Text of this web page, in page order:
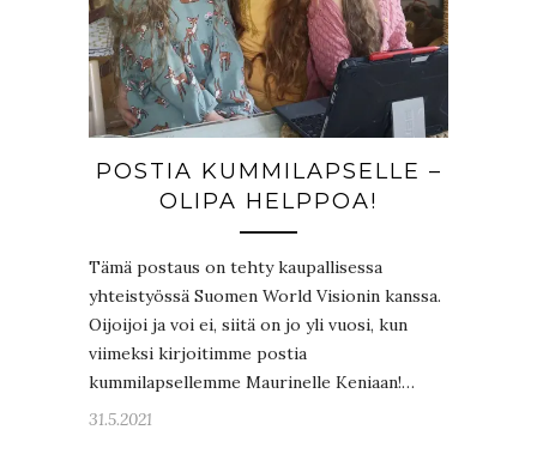
POSTIA KUMMILAPSELLE –
OLIPA HELPPOA!
Tämä postaus on tehty kaupallisessa
yhteistyössä Suomen World Visionin kanssa.
Oijoijoi ja voi ei, siitä on jo yli vuosi, kun
viimeksi kirjoitimme postia
kummilapsellemme Maurinelle Keniaan!…
31.5.2021